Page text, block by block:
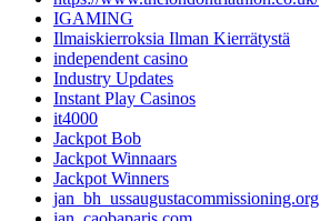
IGAMING
Ilmaiskierroksia Ilman Kierrätystä
independent casino
Industry Updates
Instant Play Casinos
it4000
Jackpot Bob
Jackpot Winnaars
Jackpot Winners
jan_bh_ussaugustacommissioning.org